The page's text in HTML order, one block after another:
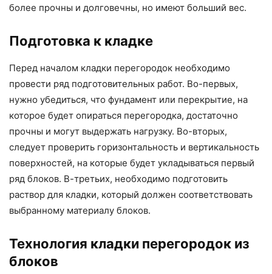
более прочны и долговечны, но имеют больший вес.
Подготовка к кладке
Перед началом кладки перегородок необходимо
провести ряд подготовительных работ. Во-первых,
нужно убедиться, что фундамент или перекрытие, на
которое будет опираться перегородка, достаточно
прочны и могут выдержать нагрузку. Во-вторых,
следует проверить горизонтальность и вертикальность
поверхностей, на которые будет укладываться первый
ряд блоков. В-третьих, необходимо подготовить
раствор для кладки, который должен соответствовать
выбранному материалу блоков.
Технология кладки перегородок из
блоков